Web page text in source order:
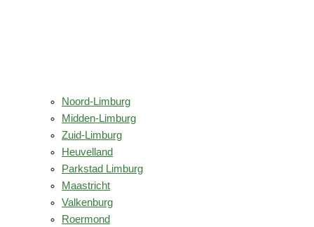
Noord-Limburg
Midden-Limburg
Zuid-Limburg
Heuvelland
Parkstad Limburg
Maastricht
Valkenburg
Roermond